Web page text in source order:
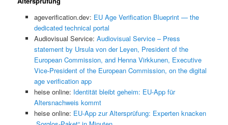
ageverification.dev: EU Age Verification Blueprint — the
dedicated technical portal
Audiovisual Service: Audiovisual Service – Press
statement by Ursula von der Leyen, President of the
European Commission, and Henna Virkkunen, Executive
Vice-President of the European Commission, on the digital
age verification app
heise online: Identität bleibt geheim: EU-App für
Altersnachweis kommt
heise online: EU-App zur Altersprüfung: Experten knacken